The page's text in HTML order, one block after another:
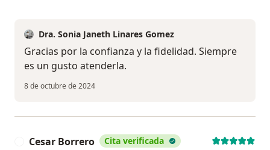
Dra. Sonia Janeth Linares Gomez
Gracias por la confianza y la fidelidad. Siempre
es un gusto atenderla.
8 de octubre de 2024
Cesar Borrero Cita verificada